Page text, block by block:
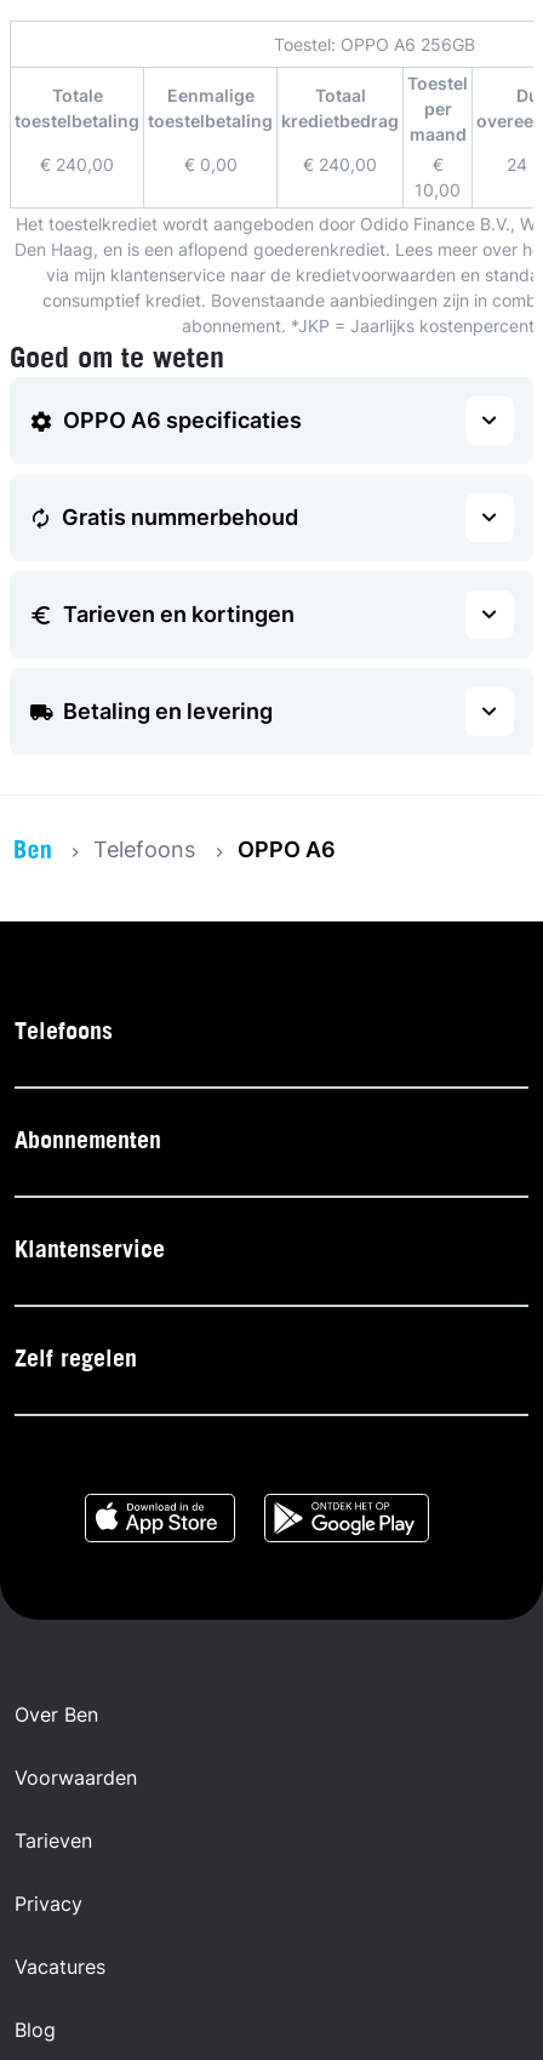
Toestel: OPPO A6 256GB
Totale
toestelbetaling
Eenmalige
toestelbetaling
Totaal
kredietbedrag
Toestel
per
maand
€ 240,00 € 0,00 € 240,00
€
10,00
24
Het toestelkrediet wordt aangeboden door Odido Finance B.V.,
Den Haag, en is een aflopend goederenkrediet. Lees meer over
via mijn klantenservice naar de kredietvoorwaarden en
consumptief krediet. Bovenstaande aanbiedingen zijn in
abonnement. *JKP = Jaarlijks
Goed om te weten
OPPO A6 specificaties
Gratis nummerbehoud
Tarieven en kortingen
Betaling en levering
Telefoons OPPO A6
Telefoons
Abonnementen
Klantenservice
Zelf regelen
Over Ben
Voorwaarden
Tarieven
Privacy
Vacatures
Blog